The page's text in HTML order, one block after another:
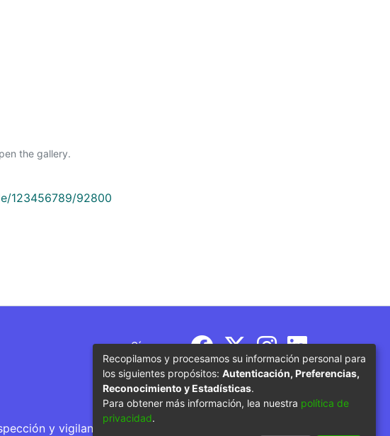
the gallery.
123456789/92800
Síguenos
y vigilancia por parte del Ministerio de Educación
Recopilamos y procesamos su información personal para
los siguientes propósitos: Autenticación, Preferencias,
Reconocimiento y Estadísticas.
Para obtener más información, lea nuestra política de
privacidad.